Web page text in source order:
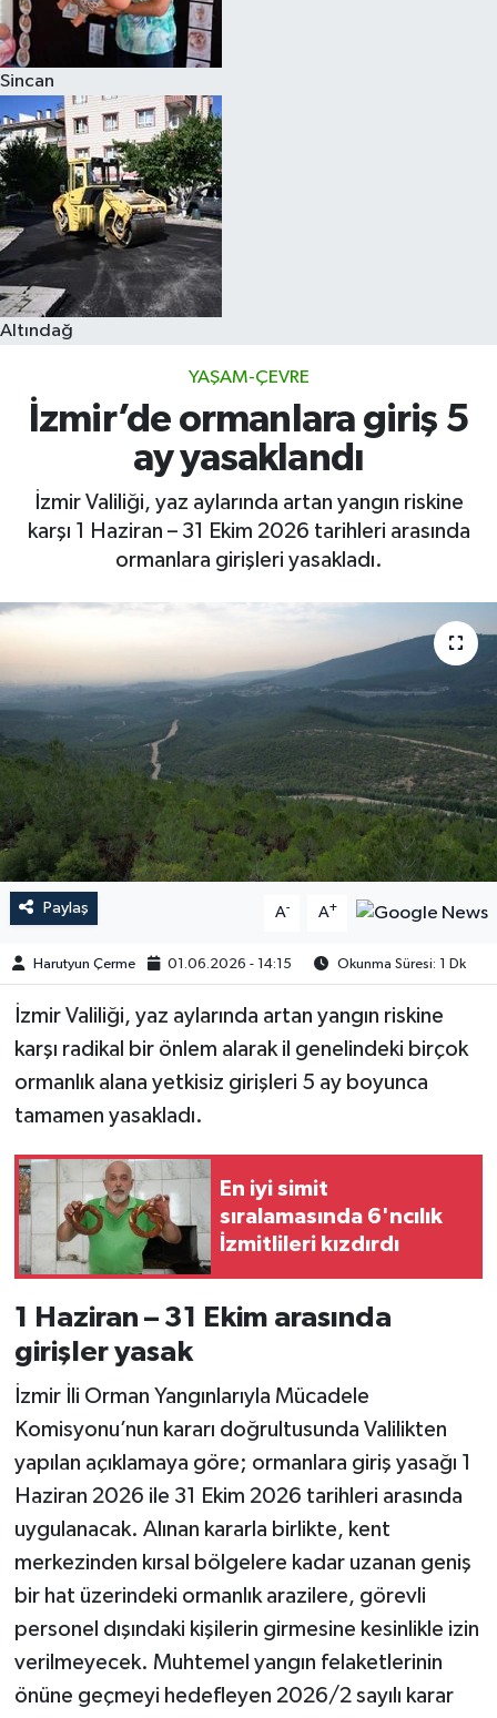
Sincan
Altındağ
YAŞAM-ÇEVRE
İzmir’de ormanlara giriş 5
ay yasaklandı
İzmir Valiliği, yaz aylarında artan yangın riskine
karşı 1 Haziran – 31 Ekim 2026 tarihleri arasında
ormanlara girişleri yasakladı.
Paylaş A- A+
Harutyun Çerme 01.06.2026 - 14:15 Okunma Süresi: 1 Dk
İzmir Valiliği, yaz aylarında artan yangın riskine
karşı radikal bir önlem alarak il genelindeki birçok
ormanlık alana yetkisiz girişleri 5 ay boyunca
tamamen yasakladı.
En iyi simit
sıralamasında 6'ncılık
İzmitlileri kızdırdı
1 Haziran – 31 Ekim arasında
girişler yasak
İzmir İli Orman Yangınlarıyla Mücadele
Komisyonu’nun kararı doğrultusunda Valilikten
yapılan açıklamaya göre; ormanlara giriş yasağı 1
Haziran 2026 ile 31 Ekim 2026 tarihleri arasında
uygulanacak. Alınan kararla birlikte, kent
merkezinden kırsal bölgelere kadar uzanan geniş
bir hat üzerindeki ormanlık arazilere, görevli
personel dışındaki kişilerin girmesine kesinlikle izin
verilmeyecek. Muhtemel yangın felaketlerinin
önüne geçmeyi hedefleyen 2026/2 sayılı karar